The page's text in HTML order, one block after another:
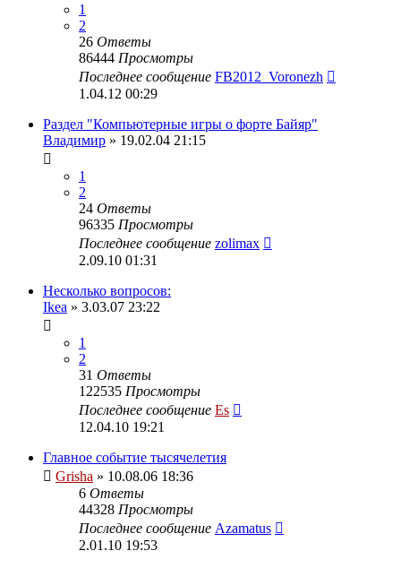
1
2
26 Ответы
86444 Просмотры
Последнее сообщение FB2012_Voronezh
1.04.12 00:29
Раздел "Компьютерные игры о форте Байяр"
Владимир » 19.02.04 21:15
1
2
24 Ответы
96335 Просмотры
Последнее сообщение zolimax
2.09.10 01:31
Несколько вопросов:
Ikea » 3.03.07 23:22
1
2
31 Ответы
122535 Просмотры
Последнее сообщение Es
12.04.10 19:21
Главное событие тысячелетия
Grisha » 10.08.06 18:36
6 Ответы
44328 Просмотры
Последнее сообщение Azamatus
2.01.10 19:53